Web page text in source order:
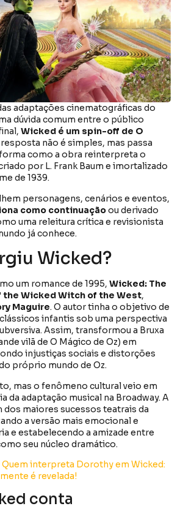
adaptações cinematográficas do
dúvida comum entre o público
Wicked é um spin-off de O
não é simples, mas passa
como a obra reinterpreta o
por L. Frank Baum e imortalizado
de 1939.
personagens, cenários e eventos,
como continuaçãoou derivado
uma releitura crítica e revisionista
já conhece.
Wicked?
um romance de 1995, Wicked: The
the Wicked Witch of the West,
Maguire. O autor tinha o objetivo de
infantis sob uma perspectiva
Assim, transformou a Bruxa
vilã de O Mágico de Oz) em
injustiças sociais e distorções
próprio mundo de Oz.
mas o fenômeno cultural veio em
da adaptação musical na Broadway. A
dos maiores sucessos teatrais da
a versão mais emocional e
e estabelecendo a amizade entre
seu núcleo dramático.
Quem interpreta Dorothy em Wicked:
é revelada!
conta